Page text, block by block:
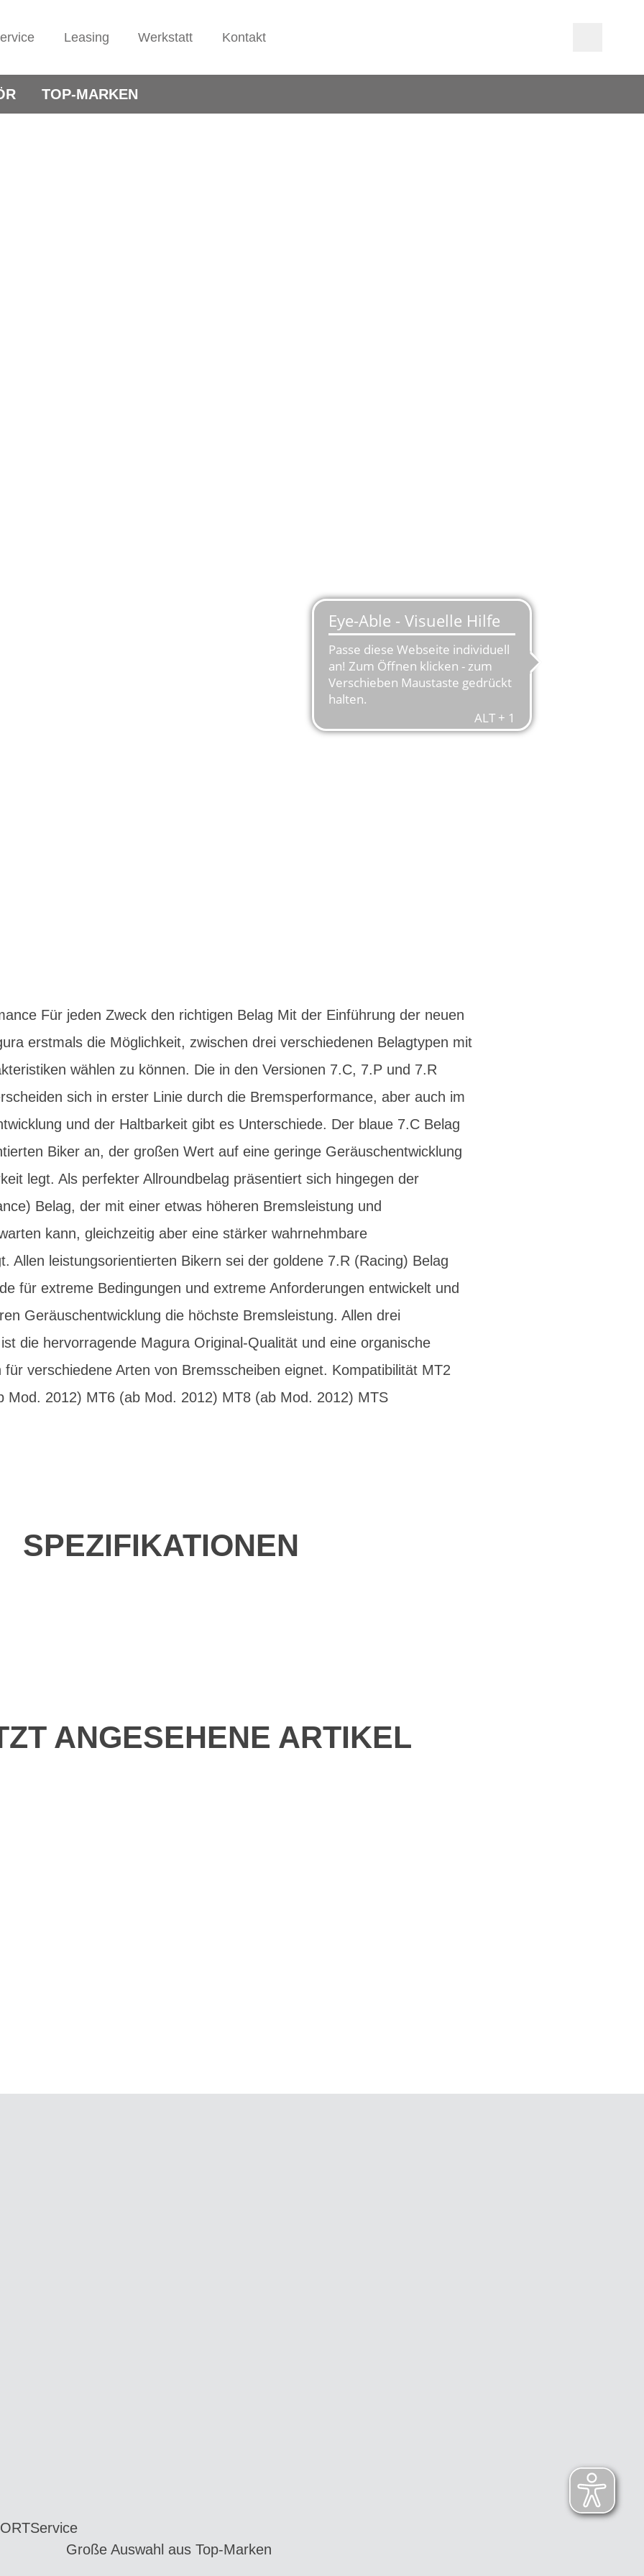
Leasing Werkstatt Kontakt
TOP-MARKEN
Für jeden Zweck den richtigen Belag Mit der Einführung der neuen
erstmals die Möglichkeit, zwischen drei verschiedenen Belagtypen mit
wählen zu können. Die in den Versionen 7.C, 7.P und 7.R
sich in erster Linie durch die Bremsperformance, aber auch im
und der Haltbarkeit gibt es Unterschiede. Der blaue 7.C Belag
Biker an, der großen Wert auf eine geringe Geräuschentwicklung
legt. Als perfekter Allroundbelag präsentiert sich hingegen der
Belag, der mit einer etwas höheren Bremsleistung und
kann, gleichzeitig aber eine stärker wahrnehmbare
Allen leistungsorientierten Bikern sei der goldene 7.R (Racing) Belag
für extreme Bedingungen und extreme Anforderungen entwickelt und
Geräuschentwicklung die höchste Bremsleistung. Allen drei
die hervorragende Magura Original-Qualität und eine organische
verschiedene Arten von Bremsscheiben eignet. Kompatibilität MT2
Mod. 2012) MT6 (ab Mod. 2012) MT8 (ab Mod. 2012) MTS
SPEZIFIKATIONEN
ANGESEHENE ARTIKEL
Service
Große Auswahl aus Top-Marken